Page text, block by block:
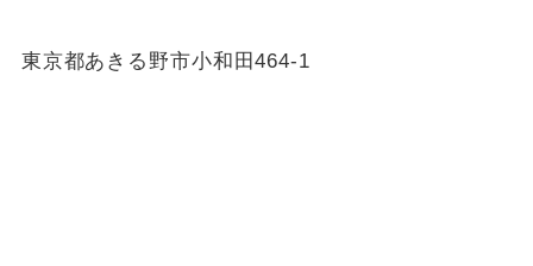
東京都あきる野市小和田464-1